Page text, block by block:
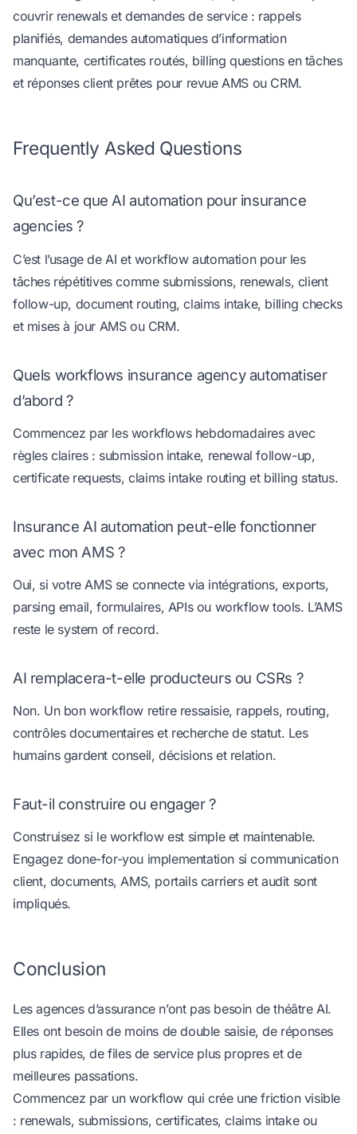
couvrir renewals et demandes de service : rappels
planifiés, demandes automatiques d’information
manquante, certificates routés, billing questions en tâches
et réponses client prêtes pour revue AMS ou CRM.
Frequently Asked Questions
Qu’est-ce que AI automation pour insurance
agencies ?
C’est l’usage de AI et workflow automation pour les
tâches répétitives comme submissions, renewals, client
follow-up, document routing, claims intake, billing checks
et mises à jour AMS ou CRM.
Quels workflows insurance agency automatiser
d’abord ?
Commencez par les workflows hebdomadaires avec
règles claires : submission intake, renewal follow-up,
certificate requests, claims intake routing et billing status.
Insurance AI automation peut-elle fonctionner
avec mon AMS ?
Oui, si votre AMS se connecte via intégrations, exports,
parsing email, formulaires, APIs ou workflow tools. L’AMS
reste le system of record.
AI remplacera-t-elle producteurs ou CSRs ?
Non. Un bon workflow retire ressaisie, rappels, routing,
contrôles documentaires et recherche de statut. Les
humains gardent conseil, décisions et relation.
Faut-il construire ou engager ?
Construisez si le workflow est simple et maintenable.
Engagez done-for-you implementation si communication
client, documents, AMS, portails carriers et audit sont
impliqués.
Conclusion
Les agences d’assurance n’ont pas besoin de théâtre AI.
Elles ont besoin de moins de double saisie, de réponses
plus rapides, de files de service plus propres et de
meilleures passations.
Commencez par un workflow qui crée une friction visible
: renewals, submissions, certificates, claims intake ou